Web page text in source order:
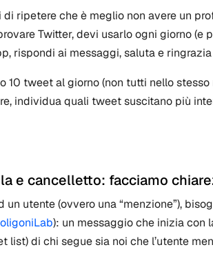
ripetere che è meglio non avere un
Twitter, devi usarlo ogni giorno (e
rispondi ai messaggi, saluta e
10 tweet al giorno (non tutti nello
individua quali tweet suscitano più
e cancelletto: facciamo
un utente (ovvero una “menzione”),
): un messaggio che inizia con
list) di chi segue sia noi che l’utente